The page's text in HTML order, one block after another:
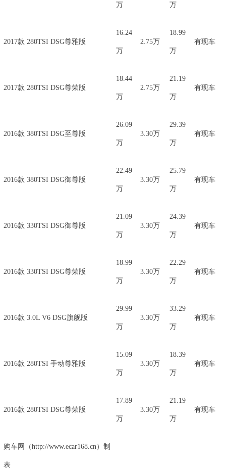
万 万
2017款 280TSI DSG尊雅版
16.24
万
2.75万
18.99
万
有现车
2017款 280TSI DSG尊荣版
18.44
万
2.75万
21.19
万
有现车
2016款 380TSI DSG至尊版
26.09
万
3.30万
29.39
万
有现车
2016款 380TSI DSG御尊版
22.49
万
3.30万
25.79
万
有现车
2016款 330TSI DSG御尊版
21.09
万
3.30万
24.39
万
有现车
2016款 330TSI DSG尊荣版
18.99
万
3.30万
22.29
万
有现车
2016款 3.0L V6 DSG旗舰版
29.99
万
3.30万
33.29
万
有现车
2016款 280TSI 手动尊雅版
15.09
万
3.30万
18.39
万
有现车
2016款 280TSI DSG尊荣版
17.89
万
3.30万
21.19
万
有现车
购车网（http://www.ecar168.cn）制
表